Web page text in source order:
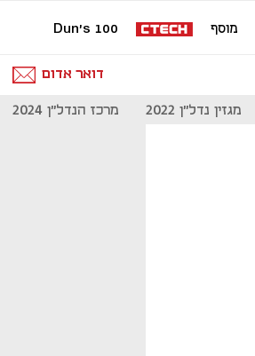
מוסף Dun's 100
דואר אדום
מגזין נדל"ן 2022 מרכז הנדל"ן 2024